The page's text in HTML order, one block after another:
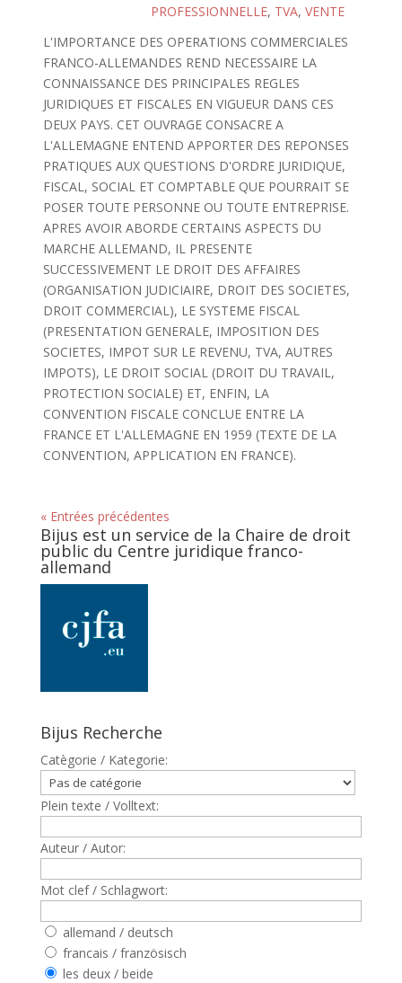
PROFESSIONNELLE, TVA, VENTE
L'IMPORTANCE DES OPERATIONS COMMERCIALES
FRANCO-ALLEMANDES REND NECESSAIRE LA
CONNAISSANCE DES PRINCIPALES REGLES
JURIDIQUES ET FISCALES EN VIGUEUR DANS CES
DEUX PAYS. CET OUVRAGE CONSACRE A
L'ALLEMAGNE ENTEND APPORTER DES REPONSES
PRATIQUES AUX QUESTIONS D'ORDRE JURIDIQUE,
FISCAL, SOCIAL ET COMPTABLE QUE POURRAIT SE
POSER TOUTE PERSONNE OU TOUTE ENTREPRISE.
APRES AVOIR ABORDE CERTAINS ASPECTS DU
MARCHE ALLEMAND, IL PRESENTE
SUCCESSIVEMENT LE DROIT DES AFFAIRES
(ORGANISATION JUDICIAIRE, DROIT DES SOCIETES,
DROIT COMMERCIAL), LE SYSTEME FISCAL
(PRESENTATION GENERALE, IMPOSITION DES
SOCIETES, IMPOT SUR LE REVENU, TVA, AUTRES
IMPOTS), LE DROIT SOCIAL (DROIT DU TRAVAIL,
PROTECTION SOCIALE) ET, ENFIN, LA
CONVENTION FISCALE CONCLUE ENTRE LA
FRANCE ET L'ALLEMAGNE EN 1959 (TEXTE DE LA
CONVENTION, APPLICATION EN FRANCE).
« Entrées précédentes
Bijus est un service de la Chaire de droit
public du Centre juridique franco-
allemand
Bijus Recherche
Catègorie / Kategorie:
Plein texte / Volltext:
Auteur / Autor:
Mot clef / Schlagwort:
allemand / deutsch
francais / französisch
les deux / beide